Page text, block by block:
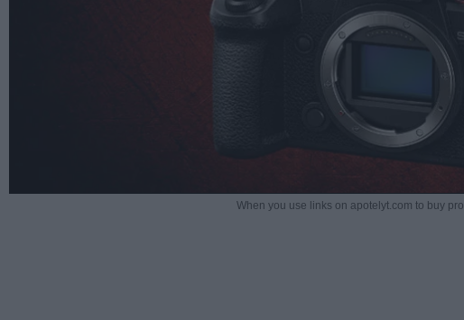
When you use links on apotelyt.com to buy